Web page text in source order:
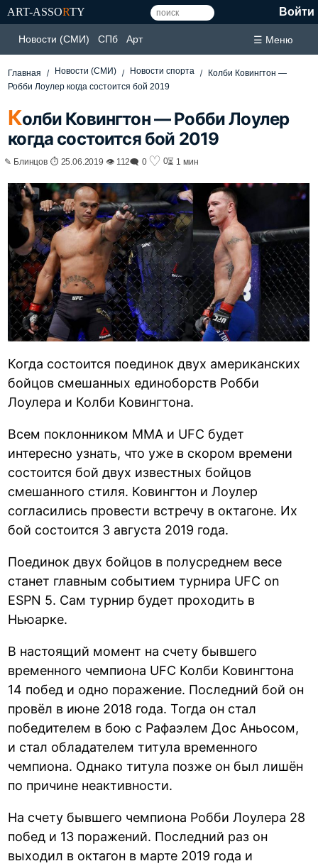
ART-ASSORTY Войти
Новости (СМИ) СПб Арт ☰ Меню
Главная Новости (СМИ) Новости спорта
Колби Ковингтон —
Робби Лоулер когда состоится бой 2019
Колби Ковингтон — Робби Лоулер
когда состоится бой 2019
✎ Блинцов ⏱ 25.06.2019 👁 112🗨 0 ♡ 0⏳ 1 мин
Когда состоится поединок двух американских
бойцов смешанных единоборств Робби
Лоулера и Колби Ковингтона.
Всем поклонником ММА и UFC будет
интересно узнать, что уже в скором времени
состоится бой двух известных бойцов
смешанного стиля. Ковингтон и Лоулер
согласились провести встречу в октагоне. Их
бой состоится 3 августа 2019 года.
Поединок двух бойцов в полусреднем весе
станет главным событием турнира UFC on
ESPN 5. Сам турнир будет проходить в
Ньюарке.
В настоящий момент на счету бывшего
временного чемпиона UFC Колби Ковингтона
14 побед и одно поражение. Последний бой он
провёл в июне 2018 года. Тогда он стал
победителем в бою с Рафаэлем Дос Аньосом,
и стал обладателем титула временного
чемпиона. Однако титула позже он был лишён
по причине неактивности.
На счету бывшего чемпиона Робби Лоулера 28
побед и 13 поражений. Последний раз он
выходил в октагон в марте 2019 года и